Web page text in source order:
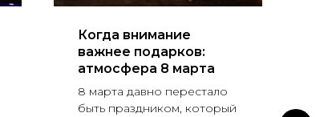
Когда внимание
важнее подарков:
атмосфера 8 марта
8 марта давно перестало
быть праздником, который